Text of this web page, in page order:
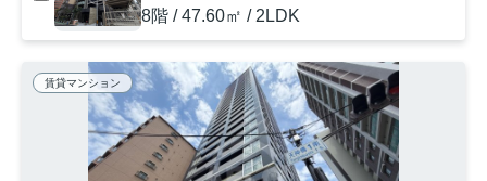
8階 / 47.60㎡ / 2LDK
賃貸マンション